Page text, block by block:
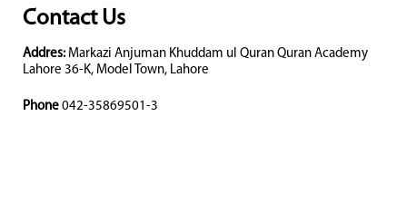
Contact Us
Addres: Markazi Anjuman Khuddam ul Quran Quran Academy
Lahore 36-K, Model Town, Lahore
Phone 042-35869501-3